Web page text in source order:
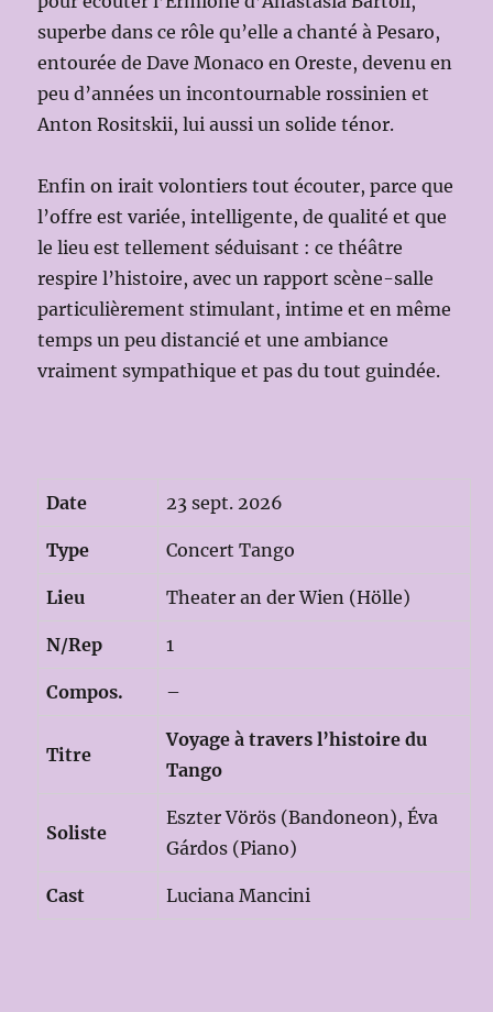
superbe dans ce rôle qu’elle a chanté à Pesaro,
entourée de Dave Monaco en Oreste, devenu en
peu d’années un incontournable rossinien et
Anton Rositskii, lui aussi un solide ténor.
Enfin on irait volontiers tout écouter, parce que
l’offre est variée, intelligente, de qualité et que
le lieu est tellement séduisant : ce théâtre
respire l’histoire, avec un rapport scène-salle
particulièrement stimulant, intime et en même
temps un peu distancié et une ambiance
vraiment sympathique et pas du tout guindée.
Date 23 sept. 2026
Type Concert Tango
Lieu Theater an der Wien (Hölle)
N/Rep 1
Compos. –
Titre
Voyage à travers l’histoire du
Tango
Soliste
Eszter Vörös (Bandoneon), Éva
Gárdos (Piano)
Cast Luciana Mancini